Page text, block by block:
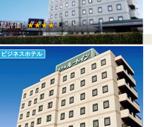
星評価 :★★★★
ビジネスホテル